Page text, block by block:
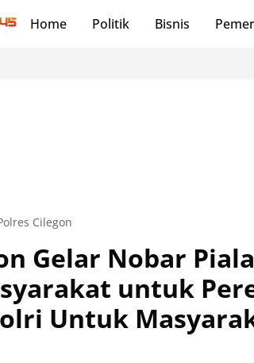
Home Politik Bisnis
Cilegon
Gelar Nobar
untuk
Untuk